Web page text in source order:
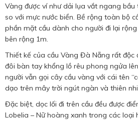
Vàng được ví như dải lụa vắt ngang bầu
so với mực nước biển. Bề rộng toàn bộ
phần mặt cầu dành cho người đi lại
bên rộng 1m.
Thiết kế của cầu Vàng Đà Nẵng rất độc
đôi bàn tay khổng lồ rêu phong ngửa
người vẫn gọi cây cầu vàng với cái tên
dạo trên mây trời ngút ngàn và thiên
Đặc biệt, dọc lối đi trên cầu đều được
Lobelia – Nữ hoàng xanh trong các loại